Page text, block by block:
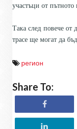
участъци от пътното
Така след повече от
трасе ще могат да
регион
Share To: